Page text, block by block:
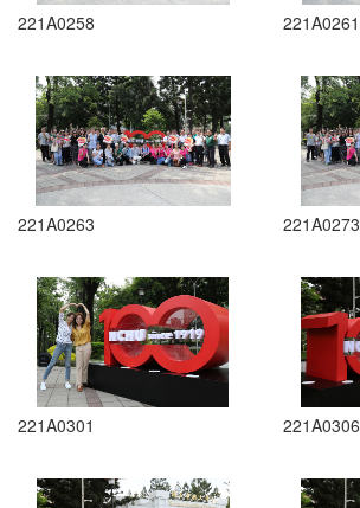
221A0258 221A0261
221A0263 221A0273
221A0301 221A0306